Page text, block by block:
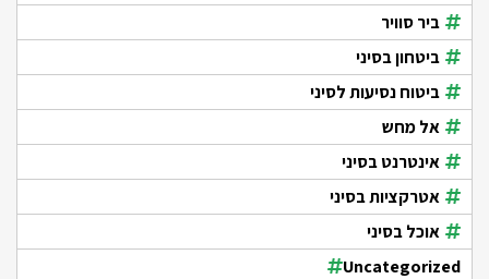
ביר סוויר
ביטחון בסיני
ביטוח נסיעות לסיני
אל מחש
אינטרנט בסיני
אטרקציות בסיני
אוכל בסיני
Uncategorized